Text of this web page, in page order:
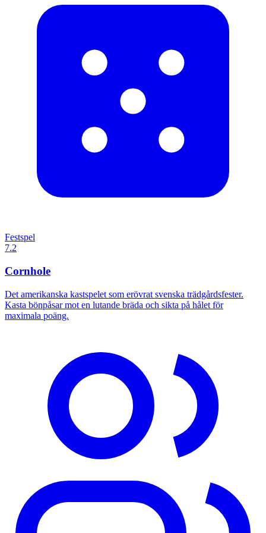
Festspel
7.2
Cornhole
Det amerikanska kastspelet som erövrat svenska trädgårdsfester.
Kasta bönpåsar mot en lutande bräda och sikta på hålet för
maximala poäng.